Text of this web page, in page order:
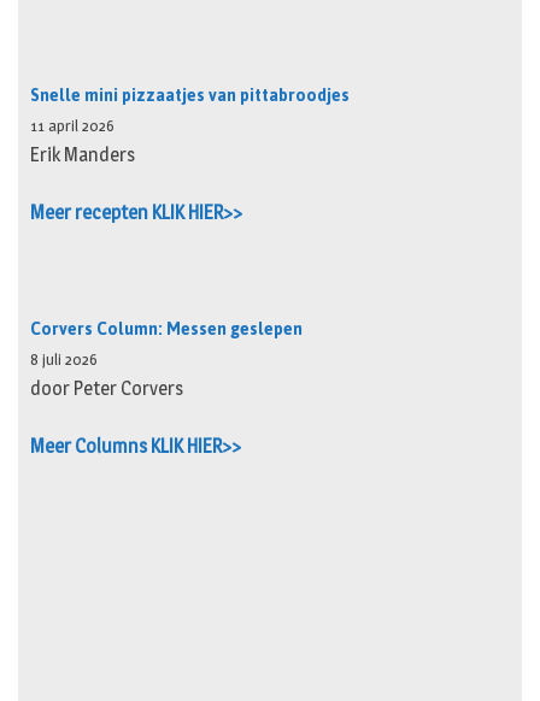
Snelle mini pizzaatjes van pittabroodjes
11 april 2026
Erik Manders
Meer recepten KLIK HIER>>
Corvers Column: Messen geslepen
8 juli 2026
door Peter Corvers
Meer Columns KLIK HIER>>